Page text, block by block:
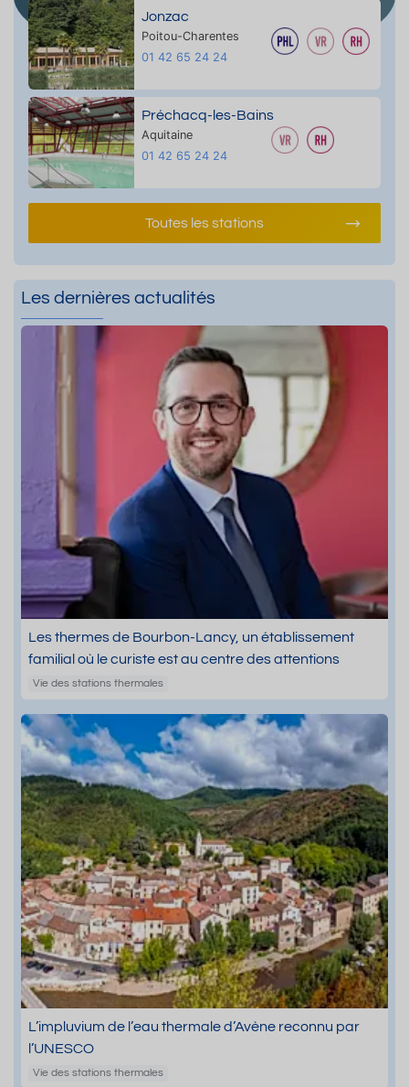
Jonzac
Poitou-Charentes
01 42 65 24 24
Préchacq-les-Bains
Aquitaine
01 42 65 24 24
Toutes les stations
Les dernières actualités
Les thermes de Bourbon-Lancy, un établissement
familial où le curiste est au centre des attentions
Vie des stations thermales
L’impluvium de l’eau thermale d’Avène reconnu par
l’UNESCO
Vie des stations thermales